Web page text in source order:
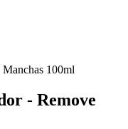
- Remove